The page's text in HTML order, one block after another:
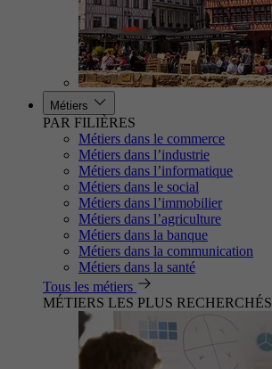
Métiers
PAR FILIÈRES
Métiers dans le commerce
Métiers dans l’industrie
Métiers dans l’informatique
Métiers dans le social
Métiers dans l’immobilier
Métiers dans l’agriculture
Métiers dans la banque
Métiers dans la communication
Métiers dans la santé
Tous les métiers
MÉTIERS LES PLUS RECHERCHÉS